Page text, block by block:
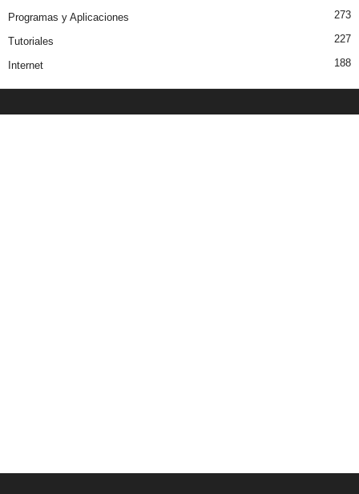
Programas y Aplicaciones 273
Tutoriales 227
Internet 188